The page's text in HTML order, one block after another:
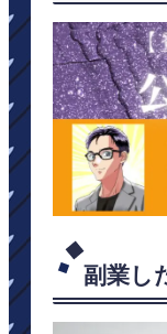
副業し